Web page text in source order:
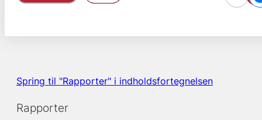
Spring til "Rapporter" i indholdsfortegnelsen
Rapporter